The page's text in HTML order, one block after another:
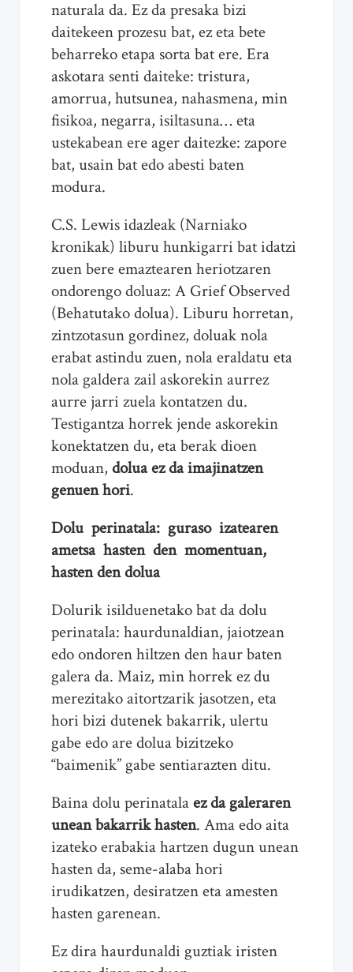
naturala da. Ez da presaka bizi
daitekeen prozesu bat, ez eta bete
beharreko etapa sorta bat ere. Era
askotara senti daiteke: tristura,
amorrua, hutsunea, nahasmena, min
fisikoa, negarra, isiltasuna… eta
ustekabean ere ager daitezke: zapore
bat, usain bat edo abesti baten
modura.
C.S. Lewis idazleak (Narniako
kronikak) liburu hunkigarri bat idatzi
zuen bere emaztearen heriotzaren
ondorengo doluaz: A Grief Observed
(Behatutako dolua). Liburu horretan,
zintzotasun gordinez, doluak nola
erabat astindu zuen, nola eraldatu eta
nola galdera zail askorekin aurrez
aurre jarri zuela kontatzen du.
Testigantza horrek jende askorekin
konektatzen du, eta berak dioen
moduan, dolua ez da imajinatzen
genuen hori.
Dolu perinatala: guraso izatearen
ametsa hasten den momentuan,
hasten den dolua
Dolurik isilduenetako bat da dolu
perinatala: haurdunaldian, jaiotzean
edo ondoren hiltzen den haur baten
galera da. Maiz, min horrek ez du
merezitako aitortzarik jasotzen, eta
hori bizi dutenek bakarrik, ulertu
gabe edo are dolua bizitzeko
“baimenik” gabe sentiarazten ditu.
Baina dolu perinatalaez da galeraren
unean bakarrik hasten. Ama edo aita
izateko erabakia hartzen dugun unean
hasten da, seme-alaba hori
irudikatzen, desiratzen eta amesten
hasten garenean.
Ez dira haurdunaldi guztiak iristen